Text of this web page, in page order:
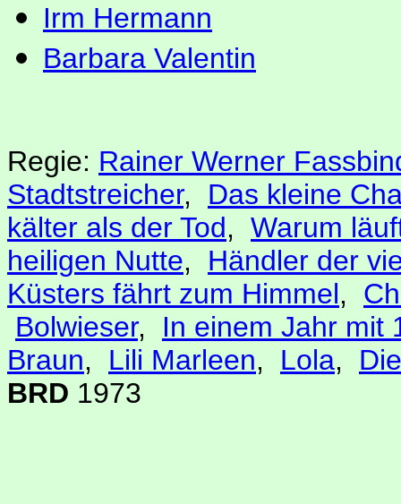
Irm Hermann
Barbara Valentin
Regie: Rainer Werner
Stadtstreicher, Das kleine
kälter als der Tod, Warum
heiligen Nutte, Händler der
Küsters fährt zum Himmel,
Bolwieser, In einem Jahr mit
Braun, Lili Marleen, Lola,
BRD 1973